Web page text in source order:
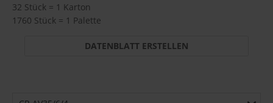
32 Stück = 1 Karton
1760 Stück = 1 Palette
DATENBLATT ERSTELLEN